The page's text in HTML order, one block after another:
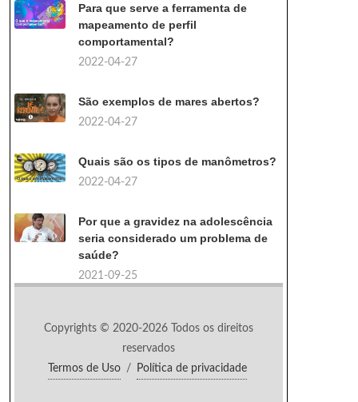
Para que serve a ferramenta de
mapeamento de perfil
comportamental?
2022-04-27
São exemplos de mares abertos?
2022-04-27
Quais são os tipos de manômetros?
2022-04-27
Por que a gravidez na adolescência
seria considerado um problema de
saúde?
2021-09-25
Copyrights © 2020-2026 Todos os direitos
reservados
Termos de Uso / Política de privacidade